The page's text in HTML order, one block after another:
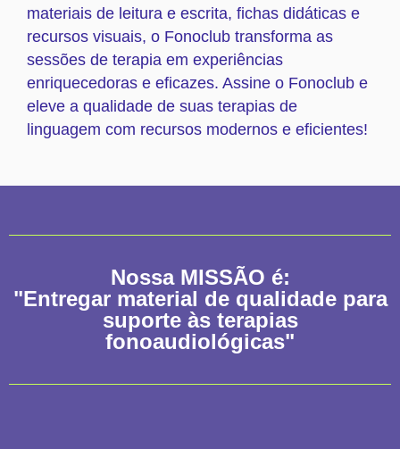
materiais de leitura e escrita, fichas didáticas e
recursos visuais, o Fonoclub transforma as
sessões de terapia em experiências
enriquecedoras e eficazes. Assine o Fonoclub e
eleve a qualidade de suas terapias de
linguagem com recursos modernos e eficientes!
Nossa MISSÃO é:
"Entregar material de qualidade para
suporte às terapias
fonoaudiológicas"